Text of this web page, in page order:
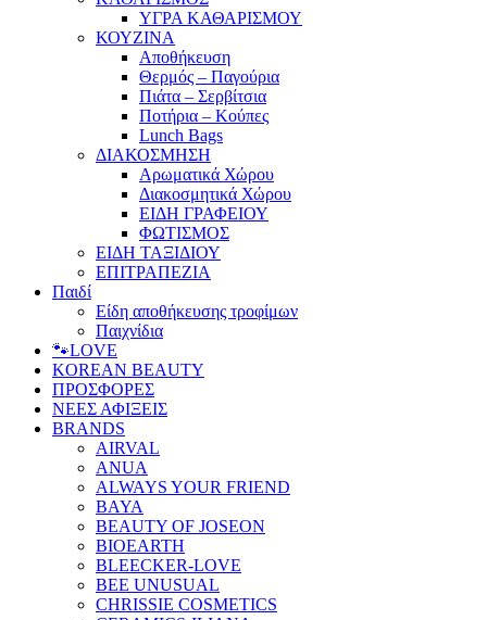
ΥΓΡΑ ΚΑΘΑΡΙΣΜΟΥ
ΚΟΥΖΙΝΑ
Αποθήκευση
Θερμός – Παγούρια
Πιάτα – Σερβίτσια
Ποτήρια – Κούπες
Lunch Bags
ΔΙΑΚΟΣΜΗΣΗ
Αρωματικά Χώρου
Διακοσμητικά Χώρου
ΕΙΔΗ ΓΡΑΦΕΙΟΥ
ΦΩΤΙΣΜΟΣ
ΕΙΔΗ ΤΑΞΙΔΙΟΥ
ΕΠΙΤΡΑΠΕΖΙΑ
Παιδί
Είδη αποθήκευσης τροφίμων
Παιχνίδια
🐾LOVE
KOREAN BEAUTY
ΠΡΟΣΦΟΡΕΣ
ΝΕΕΣ ΑΦΙΞΕΙΣ
BRANDS
AIRVAL
ANUA
ALWAYS YOUR FRIEND
BAYA
BEAUTY OF JOSEON
BIOEARTH
BLEECKER-LOVE
BEE UNUSUAL
CHRISSIE COSMETICS